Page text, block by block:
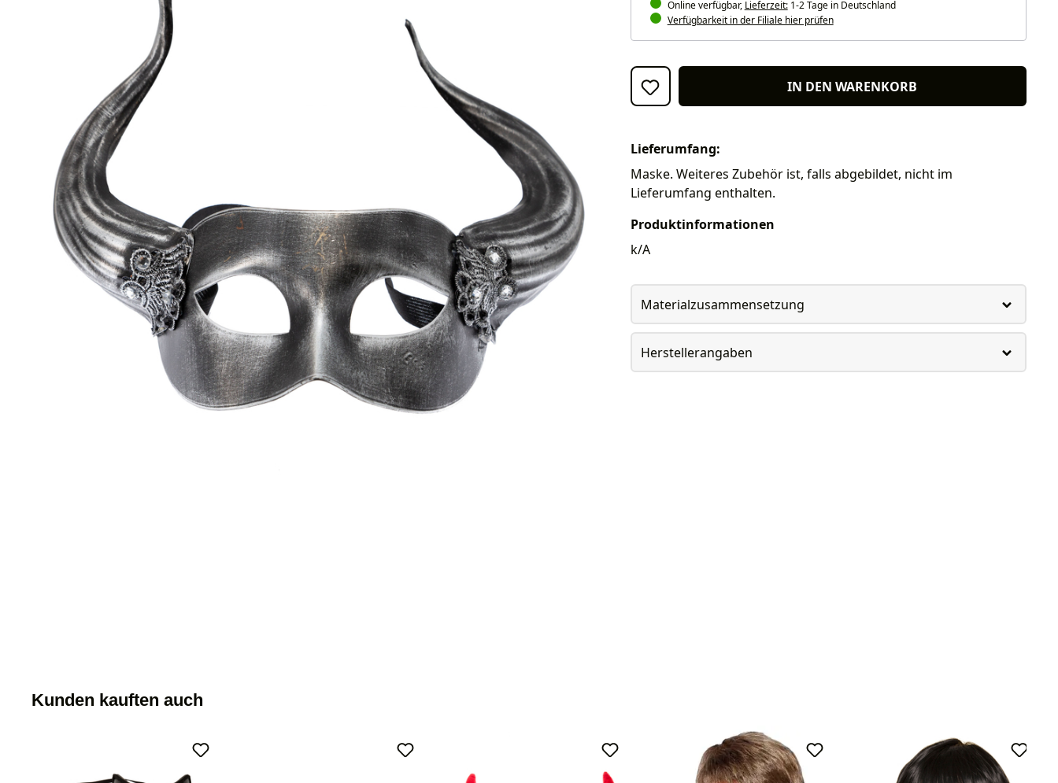
Online verfügbar, Lieferzeit:1-2 Tage in Deutschland
Verfügbarkeit in der Filiale hier prüfen
IN DEN WARENKORB
Lieferumfang:
Maske. Weiteres Zubehör ist, falls abgebildet, nicht im
Lieferumfang enthalten.
Produktinformationen
k/A
Materialzusammensetzung
Herstellerangaben
Kunden kauften auch